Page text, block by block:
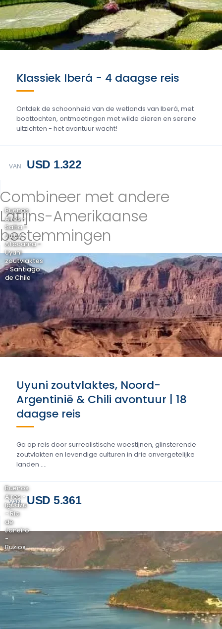
Klassiek Iberá - 4 daagse reis
Ontdek de schoonheid van de wetlands van Iberá, met
boottochten, ontmoetingen met wilde dieren en serene
uitzichten - het avontuur wacht!
VAN USD 1.322
Combineer met andere
Latijns-Amerikaanse
bestemmingen
Buenos
Aires -
Salta -
Jujuy -
Atacama -
Uyuni
zoutvlaktes
- Santiago
de Chile
Uyuni zoutvlaktes, Noord-
Argentinië & Chili avontuur | 18
daagse reis
Ga op reis door surrealistische woestijnen, glinsterende
zoutvlakten en levendige culturen in drie onvergetelijke
landen ....
VAN USD 5.361
Buenos
Aires -
Iguazu
- Rio
de
Janeiro
-
Buzios